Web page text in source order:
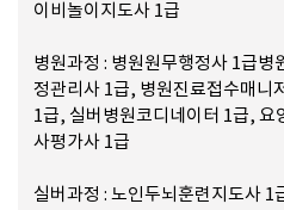
이비놀이지도사 1급
병원과정 : 병원원무행정사 1급병
정관리사 1급, 병원진료접수매니
1급, 실버병원코디네이터 1급, 요
사평가사 1급
실버과정 : 노인두뇌훈련지도사